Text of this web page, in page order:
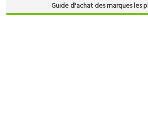
Guide d'achat des marques les